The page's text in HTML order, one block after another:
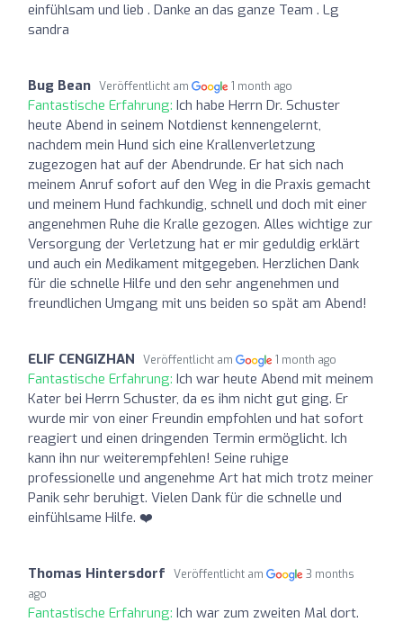
einfühlsam und lieb . Danke an das ganze Team . Lg
sandra
Bug Bean Veröffentlicht am 1 month ago
Fantastische Erfahrung: Ich habe Herrn Dr. Schuster
heute Abend in seinem Notdienst kennengelernt,
nachdem mein Hund sich eine Krallenverletzung
zugezogen hat auf der Abendrunde. Er hat sich nach
meinem Anruf sofort auf den Weg in die Praxis gemacht
und meinem Hund fachkundig, schnell und doch mit einer
angenehmen Ruhe die Kralle gezogen. Alles wichtige zur
Versorgung der Verletzung hat er mir geduldig erklärt
und auch ein Medikament mitgegeben. Herzlichen Dank
für die schnelle Hilfe und den sehr angenehmen und
freundlichen Umgang mit uns beiden so spät am Abend!
ELIF CENGIZHAN Veröffentlicht am 1 month ago
Fantastische Erfahrung: Ich war heute Abend mit meinem
Kater bei Herrn Schuster, da es ihm nicht gut ging. Er
wurde mir von einer Freundin empfohlen und hat sofort
reagiert und einen dringenden Termin ermöglicht. Ich
kann ihn nur weiterempfehlen! Seine ruhige
professionelle und angenehme Art hat mich trotz meiner
Panik sehr beruhigt. Vielen Dank für die schnelle und
einfühlsame Hilfe. ❤️‍
Thomas Hintersdorf Veröffentlicht am
3 months
ago
Fantastische Erfahrung: Ich war zum zweiten Mal dort.